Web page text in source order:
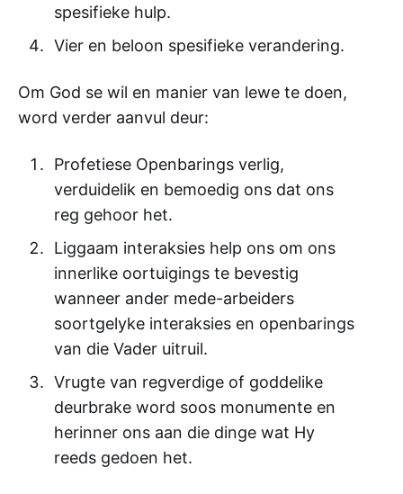
spesifieke hulp.
Vier en beloon spesifieke verandering.
Om God se wil en manier van lewe te doen,
word verder aanvul deur:
Profetiese Openbarings verlig,
verduidelik en bemoedig ons dat ons
reg gehoor het.
Liggaam interaksies help ons om ons
innerlike oortuigings te bevestig
wanneer ander mede-arbeiders
soortgelyke interaksies en openbarings
van die Vader uitruil.
Vrugte van regverdige of goddelike
deurbrake word soos monumente en
herinner ons aan die dinge wat Hy
reeds gedoen het.